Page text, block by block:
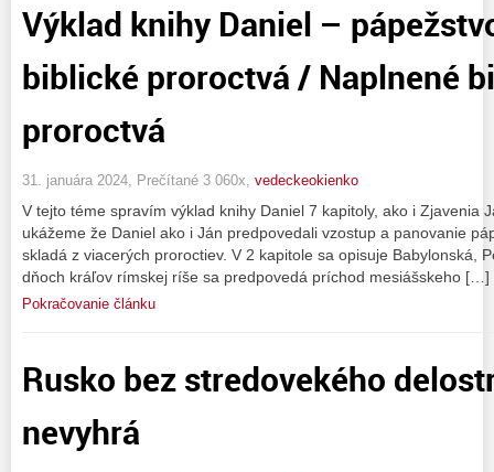
Výklad knihy Daniel –
biblické proroctvá / Naplnené
proroctvá
31. januára 2024, Prečítané 3 060x, vedeckeokienko
V tejto téme spravím výklad knihy Daniel 7 kapitoly, ako i Zjavenia
ukážeme že Daniel ako i Ján predpovedali vzostup a panovanie
skladá z viacerých proroctiev. V 2 kapitole sa opisuje Babylonská,
dňoch kráľov rímskej ríše sa predpovedá príchod mesiášskeho […]
Pokračovanie článku
Rusko bez stredovekého
nevyhrá